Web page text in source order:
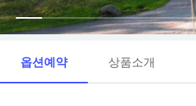
옵션예약 상품소개